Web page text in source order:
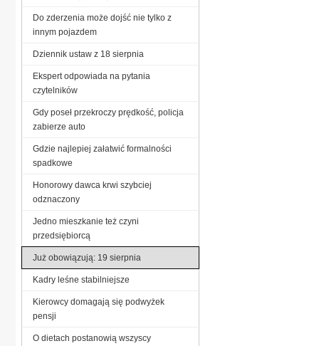
Do zderzenia może dojść nie tylko z
innym pojazdem
Dziennik ustaw z 18 sierpnia
Ekspert odpowiada na pytania
czytelników
Gdy poseł przekroczy prędkość, policja
zabierze auto
Gdzie najlepiej załatwić formalności
spadkowe
Honorowy dawca krwi szybciej
odznaczony
Jedno mieszkanie też czyni
przedsiębiorcą
Już obowiązują: 19 sierpnia
Kadry leśne stabilniejsze
Kierowcy domagają się podwyżek
pensji
O dietach postanowią wszyscy